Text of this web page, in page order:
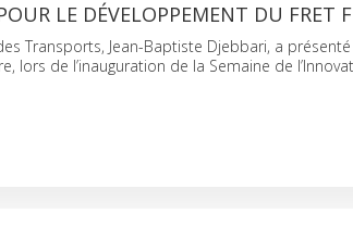
LE DÉVELOPPEMENT DU FRET
Transports, Jean-Baptiste Djebbari, a
lors de l’inauguration de la Semaine de